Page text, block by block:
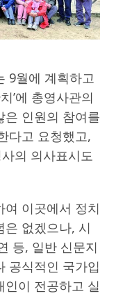
9월에 계획하고
’에 총영사관의
은 인원의 참여를
다고 요청했고,
의 의사표시도
이곳에서 정치
은 없겠으나, 시
등, 일반 신문지
공식적인 국가입
이 전공하고 실